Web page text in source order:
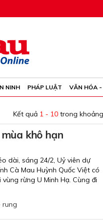
NINH PHÁP LUẬT VĂN HÓA -
Kết quả 1 - 10 trong khoảng
khô hạn
dài, sáng 24/2, Uỷ viên dự
Cà Mau Huỳnh Quốc Việt có
rừng U Minh Hạ. Cùng đi
rung